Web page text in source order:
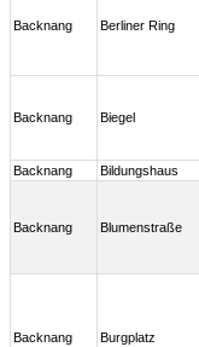
Backnang Berliner Ring
Backnang Biegel
Backnang
Bildungshaus
Backnang Blumenstraße
Backnang Burgplatz